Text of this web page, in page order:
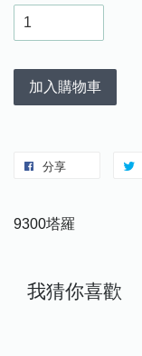
加入購物車
分享
9300塔羅
我猜你喜歡